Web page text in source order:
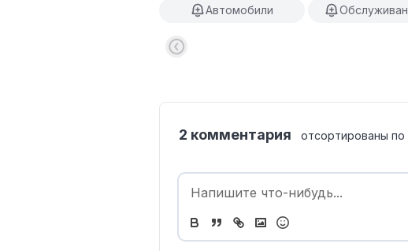
Автомобили
2 комментария отсортированы по